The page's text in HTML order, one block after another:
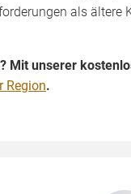
als
Mit unserer
Region.